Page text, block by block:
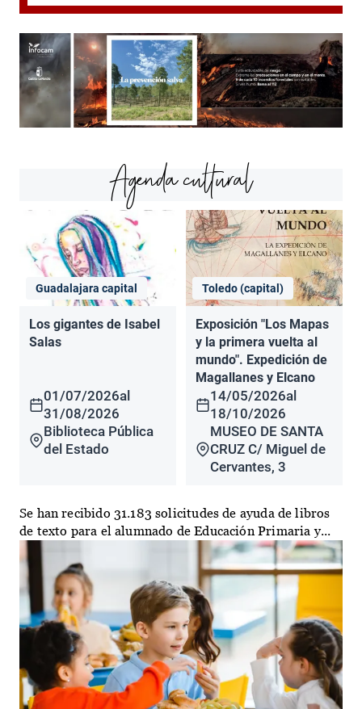
Agenda cultural
Guadalajara capital
Los gigantes de Isabel
Salas
01/07/2026al
31/08/2026
Biblioteca Pública
del Estado
Toledo (capital)
Exposición "Los Mapas
y la primera vuelta al
mundo". Expedición de
Magallanes y Elcano
14/05/2026al
18/10/2026
MUSEO DE SANTA
CRUZ C/ Miguel de
Cervantes, 3
Se han recibido 31.183 solicitudes de ayuda de libros
de texto para el alumnado de Educación Primaria y...